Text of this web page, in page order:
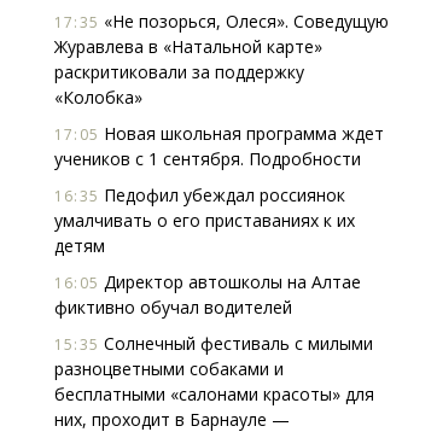
17:35 «Не позорься, Олеся». Соведущую
Журавлева в «Натальной карте»
раскритиковали за поддержку
«Колобка»
17:05 Новая школьная программа ждет
учеников с 1 сентября. Подробности
16:35 Педофил убеждал россиянок
умалчивать о его приставаниях к их
детям
16:05 Директор автошколы на Алтае
фиктивно обучал водителей
15:35 Солнечный фестиваль с милыми
разноцветными собаками и
бесплатными «салонами красоты» для
них, проходит в Барнауле —